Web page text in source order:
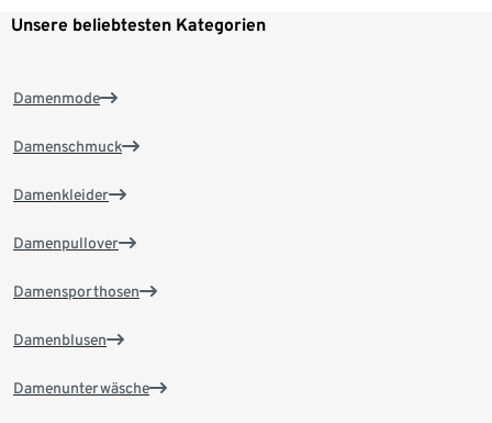
Unsere beliebtesten Kategorien
Damenmode
Damenschmuck
Damenkleider
Damenpullover
Damensporthosen
Damenblusen
Damenunterwäsche